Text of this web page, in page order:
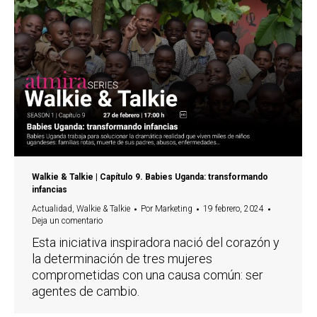
Walkie & Talkie | Capítulo 9. Babies Uganda: transformando
infancias
Actualidad, Walkie & Talkie Por Marketing
19 febrero, 2024
Deja un comentario
Esta iniciativa inspiradora nació del corazón y
la determinación de tres mujeres
comprometidas con una causa común: ser
agentes de cambio.